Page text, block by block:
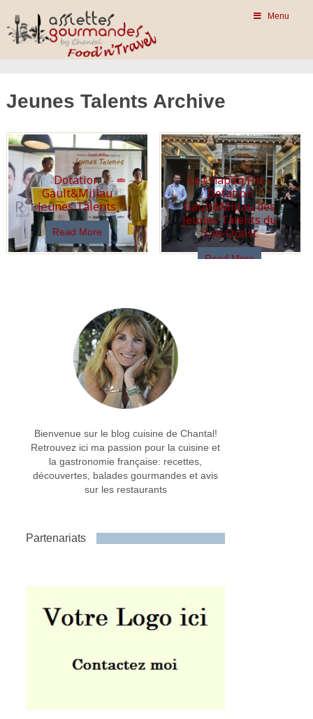
Menu
Jeunes Talents Archive
Dotation
Gault&Millau
Jeunes Talents
Read More
Le Chapon Fin –
Dotation
Gault&Millau des
Jeunes Talents du
Sud-Ouest
Read More
Bienvenue sur le blog cuisine de Chantal!
Retrouvez ici ma passion pour la cuisine et
la gastronomie française: recettes,
découvertes, balades gourmandes et avis
sur les restaurants
Partenariats